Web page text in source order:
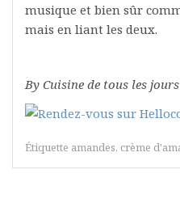
musique et bien sûr
mais en liant les deux.
By Cuisine de tous les jours
Étiquette amandes, crème